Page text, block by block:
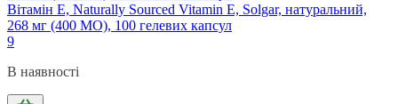
Вітамін Е, Naturally Sourced Vitamin E, Solgar, натуральний,
268 мг (400 МО), 100 гелевих капсул
9
В наявності